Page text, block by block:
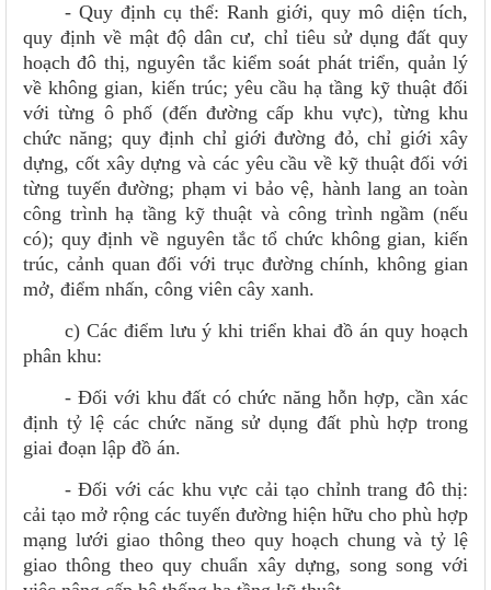
- Quy định cụ thể: Ranh giới, quy mô diện tích,
quy định về mật độ dân cư, chỉ tiêu sử dụng đất quy
hoạch đô thị, nguyên tắc kiểm soát phát triển, quản lý
về không gian, kiến trúc; yêu cầu hạ tầng kỹ thuật đối
với từng ô phố (đến đường cấp khu vực), từng khu
chức năng; quy định chỉ giới đường đỏ, chỉ giới xây
dựng, cốt xây dựng và các yêu cầu về kỹ thuật đối với
từng tuyến đường; phạm vi bảo vệ, hành lang an toàn
công trình hạ tầng kỹ thuật và công trình ngầm (nếu
có); quy định về nguyên tắc tổ chức không gian, kiến
trúc, cảnh quan đối với trục đường chính, không gian
mở, điểm nhấn, công viên cây xanh.
c) Các điểm lưu ý khi triển khai đồ án quy hoạch
phân khu:
- Đối với khu đất có chức năng hỗn hợp, cần xác
định tỷ lệ các chức năng sử dụng đất phù hợp trong
giai đoạn lập đồ án.
- Đối với các khu vực cải tạo chỉnh trang đô thị:
cải tạo mở rộng các tuyến đường hiện hữu cho phù hợp
mạng lưới giao thông theo quy hoạch chung và tỷ lệ
giao thông theo quy chuẩn xây dựng, song song với